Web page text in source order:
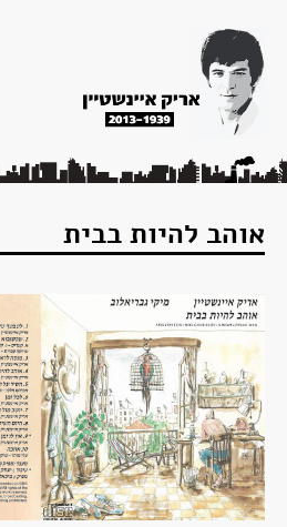
האתר
הצהרת
נגישות
לתוכן
קשר
אוהב להיות בבית